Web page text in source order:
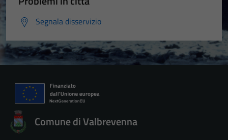
Segnala disservizio
Comune di Valbrevenna